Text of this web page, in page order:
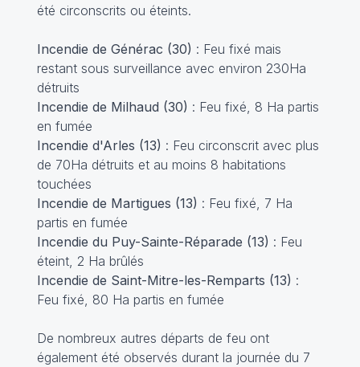
été circonscrits ou éteints.
Incendie de Générac (30) : Feu fixé mais
restant sous surveillance avec environ 230Ha
détruits
Incendie de Milhaud (30) : Feu fixé, 8 Ha partis
en fumée
Incendie d'Arles (13) : Feu circonscrit avec plus
de 70Ha détruits et au moins 8 habitations
touchées
Incendie de Martigues (13) : Feu fixé, 7 Ha
partis en fumée
Incendie du Puy-Sainte-Réparade (13) : Feu
éteint, 2 Ha brûlés
Incendie de Saint-Mitre-les-Remparts (13) :
Feu fixé, 80 Ha partis en fumée
De nombreux autres départs de feu ont
également été observés durant la journée du 7